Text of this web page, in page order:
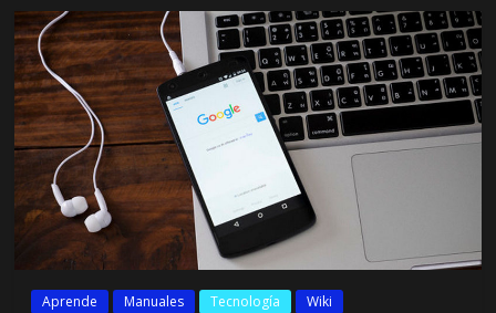
Aprende Manuales Tecnología Wiki